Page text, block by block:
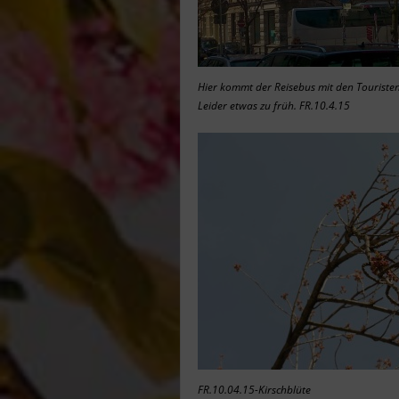
Hier kommt der Reisebus mit den
Leider etwas zu früh. FR.10.4.15
FR.10.04.15-Kirschblüte